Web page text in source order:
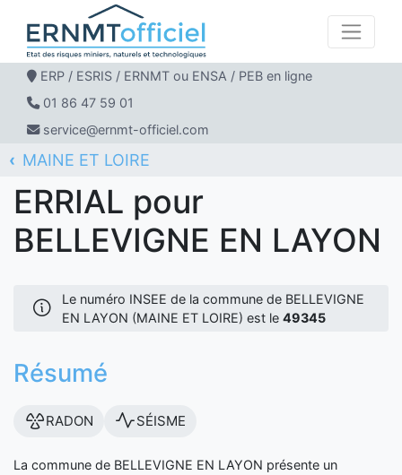
ERP / ESRIS / ERNMT ou ENSA / PEB en ligne
01 86 47 59 01
service@ernmt-officiel.com
ERNMT Officiel
ERRIAL
MAINE ET LOIRE
BELLEVIGNE EN LAYON
ERRIAL pour
BELLEVIGNE EN LAYON
Le numéro INSEE de la commune de BELLEVIGNE
EN LAYON (MAINE ET LOIRE) est le 49345
Résumé
RADON SÉISME
La commune de BELLEVIGNE EN LAYON présente un